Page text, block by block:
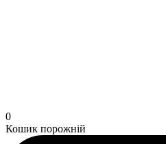
0
Кошик порожній